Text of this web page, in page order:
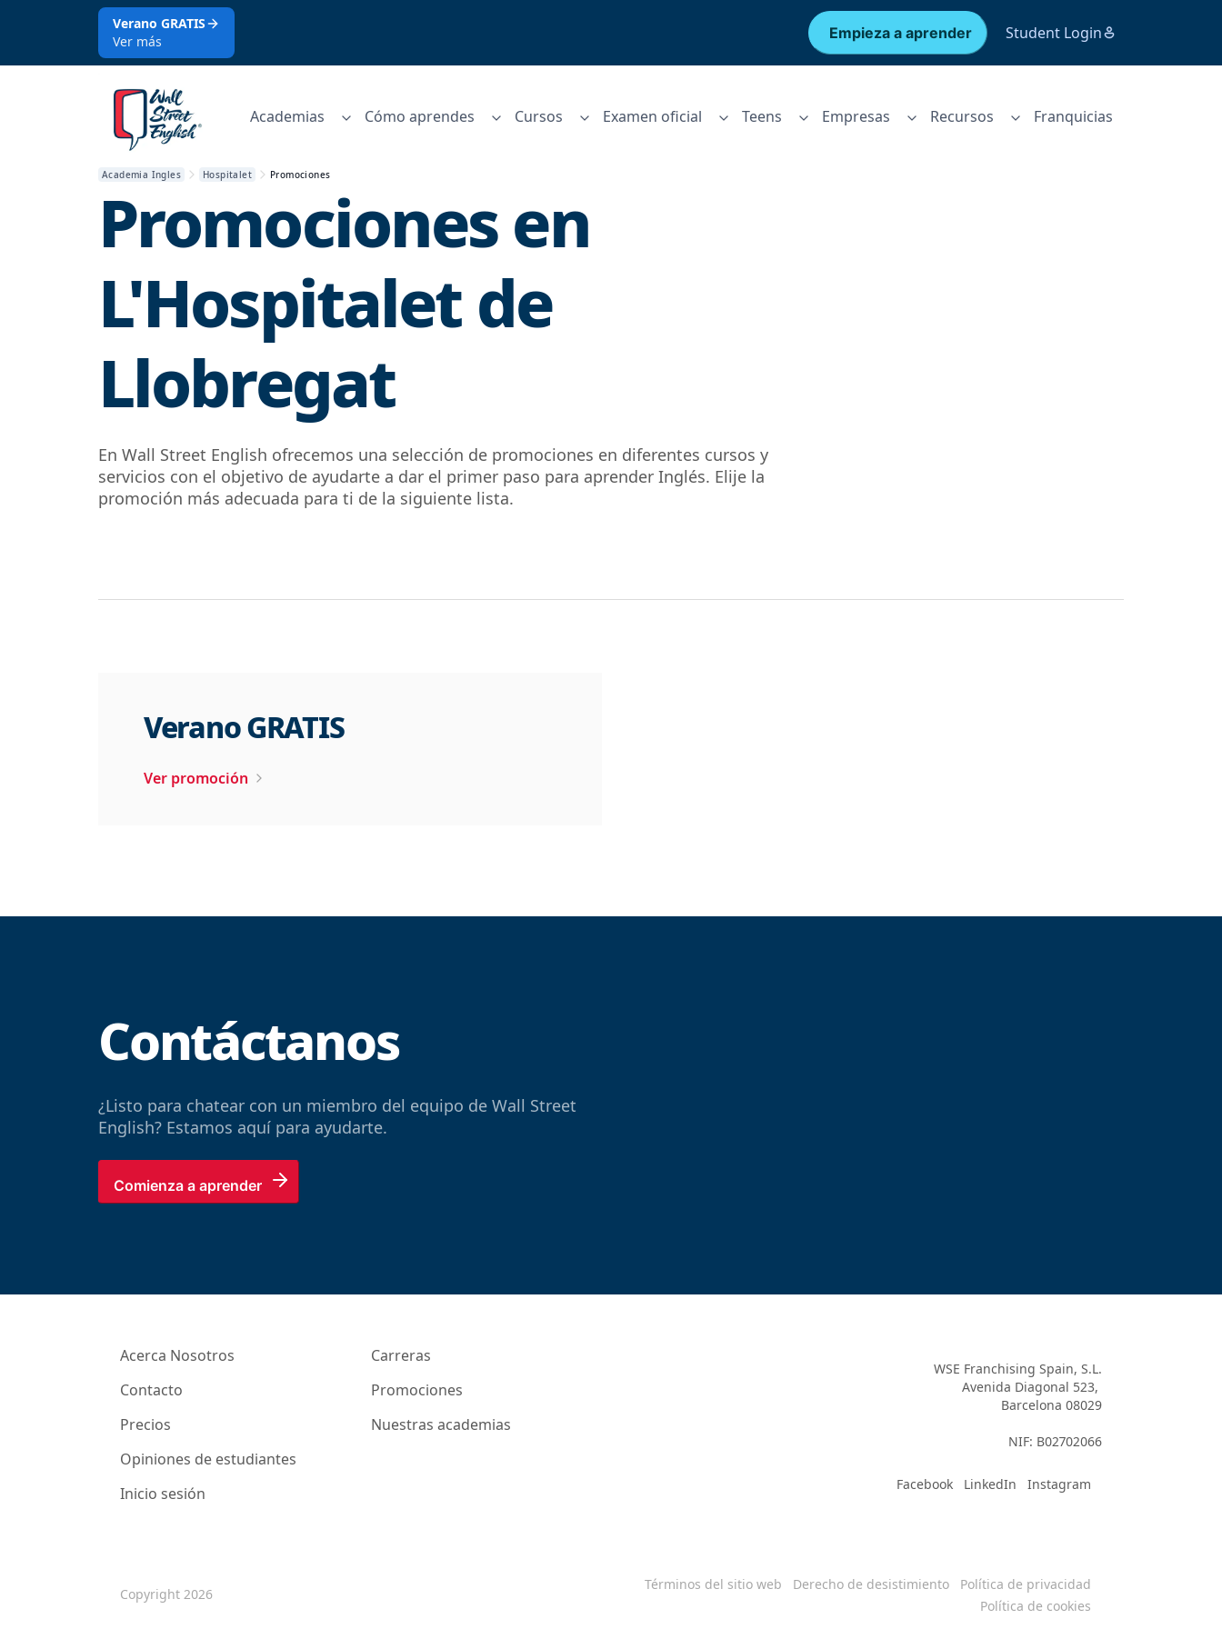
Verano GRATIS
Ver más
Empieza a aprender Student Login
Academias Cómo aprendes Cursos Examen oficial Teens Empresas Recursos Franquicias
Academia Ingles Hospitalet Promociones
Promociones en
L'Hospitalet de
Llobregat
En Wall Street English ofrecemos una selección de promociones en diferentes cursos y
servicios con el objetivo de ayudarte a dar el primer paso para aprender Inglés. Elije la
promoción más adecuada para ti de la siguiente lista.
Verano GRATIS
Ver promoción
Contáctanos
¿Listo para chatear con un miembro del equipo de Wall Street
English? Estamos aquí para ayudarte.
Comienza a aprender
Acerca Nosotros
Contacto
Precios
Opiniones de estudiantes
Inicio sesión
Carreras
Promociones
Nuestras academias
WSE Franchising Spain, S.L.
Avenida Diagonal 523,
Barcelona 08029
Facebook LinkedIn Instagram
Copyright 2026
Términos del sitio web Derecho de desistimiento
Política de privacidad
Política de cookies